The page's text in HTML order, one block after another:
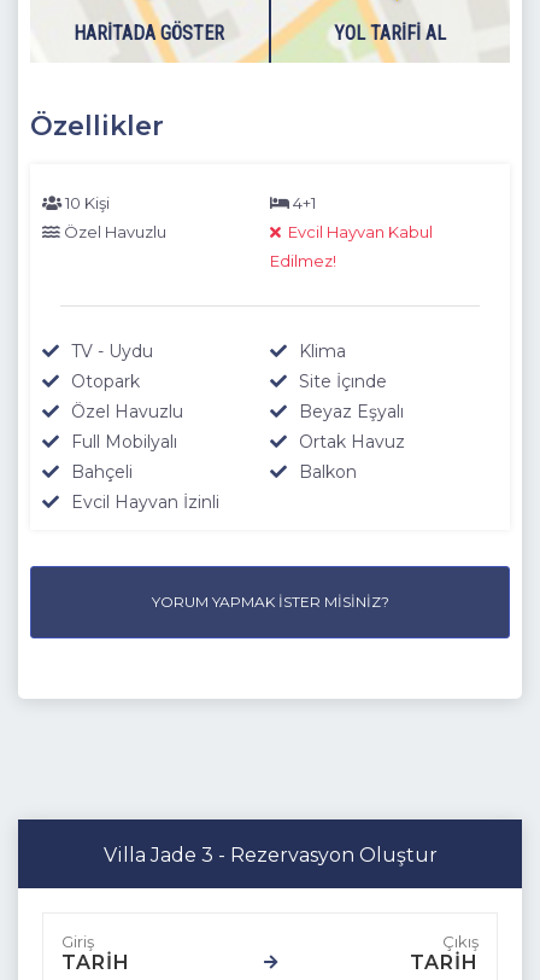
Dışarıdaki havuzlarımız 1 Kasım - 30 Nisan tarihlerinde hava
boşaltılmaktadır.
HARITADA GÖSTER YOL TARIFI AL
Özellikler
10 Kişi
4+1
Özel Havuzlu
Evcil Hayvan Kabul
Edilmez!
TV - Uydu
Klima
Otopark
Site İçınde
Özel Havuzlu
Beyaz Eşyalı
Full Mobilyalı
Ortak Havuz
Bahçeli
Balkon
Evcil Hayvan İzinli
YORUM YAPMAK İSTER MISINIZ?
Villa Jade 3 - Rezervasyon Oluştur
TARİH TARİH